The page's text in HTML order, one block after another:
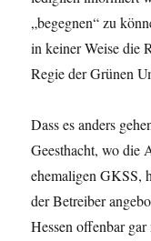
„begegnen“ zu
in keiner Weise die
Regie der Grünen
Dass es anders
Geesthacht, wo die
ehemaligen GKSS,
der Betreiber
Hessen offenbar